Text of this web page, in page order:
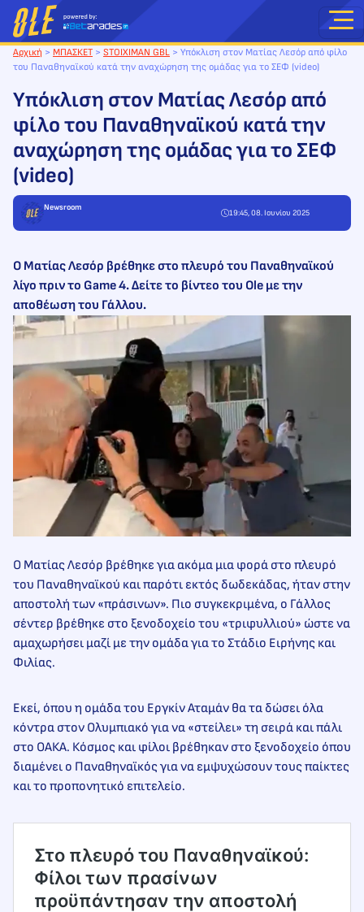
Μετάβαση
στο
περιεχόμενο
Αρχική > ΜΠΑΣΚΕΤ > STOIXIMAN GBL > Υπόκλιση στον Ματίας Λεσόρ από φίλο
του Παναθηναϊκού κατά την αναχώρηση της ομάδας για το ΣΕΦ (video)
Υπόκλιση στον Ματίας Λεσόρ από
φίλο του Παναθηναϊκού κατά την
αναχώρηση της ομάδας για το ΣΕΦ
(video)
Newsroom
19:45, 08. Ιουνίου 2025
Ο Ματίας Λεσόρ βρέθηκε στο πλευρό του Παναθηναϊκού
λίγο πριν το Game 4. Δείτε το βίντεο του Ole με την
αποθέωση του Γάλλου.
Ο Ματίας Λεσόρ βρέθηκε για ακόμα μια φορά στο πλευρό
του Παναθηναϊκού και παρότι εκτός δωδεκάδας, ήταν στην
αποστολή των «πράσινων». Πιο συγκεκριμένα, ο Γάλλος
σέντερ βρέθηκε στο ξενοδοχείο του «τριφυλλιού» ώστε να
αμαχωρήσει μαζί με την ομάδα για το Στάδιο Ειρήνης και
Φιλίας.
Εκεί, όπου η ομάδα του Εργκίν Αταμάν θα τα δώσει όλα
κόντρα στον Ολυμπιακό για να «στείλει» τη σειρά και πάλι
στο ΟΑΚΑ. Κόσμος και φίλοι βρέθηκαν στο ξενοδοχείο όπου
διαμένει ο Παναθηναϊκός για να εμψυχώσουν τους παίκτες
και το προπονητικό επιτελείο.
Στο πλευρό του Παναθηναϊκού:
Φίλοι των πρασίνων
προϋπάντησαν την αποστολή